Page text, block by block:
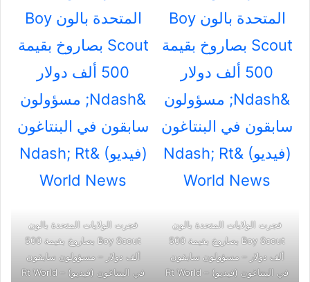
فجرت الولايات المتحدة بالون
Boy Scout بصاروخ بقيمة 500
ألف دولار – مسؤولون سابقون
في البنتاغون (فيديو) – Rt World
فجرت الولايات المتحدة بالون
Boy Scout بصاروخ بقيمة 500
ألف دولار – مسؤولون سابقون
في البنتاغون (فيديو) – Rt World